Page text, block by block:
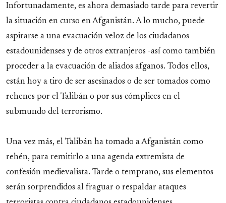
Infortunadamente, es ahora demasiado tarde para revertir
la situación en curso en Afganistán. A lo mucho, puede
aspirarse a una evacuación veloz de los ciudadanos
estadounidenses y de otros extranjeros -así como también
proceder a la evacuación de aliados afganos. Todos ellos,
están hoy a tiro de ser asesinados o de ser tomados como
rehenes por el Talibán o por sus cómplices en el
submundo del terrorismo.
Una vez más, el Talibán ha tomado a Afganistán como
rehén, para remitirlo a una agenda extremista de
confesión medievalista. Tarde o temprano, sus elementos
serán sorprendidos al fraguar o respaldar ataques